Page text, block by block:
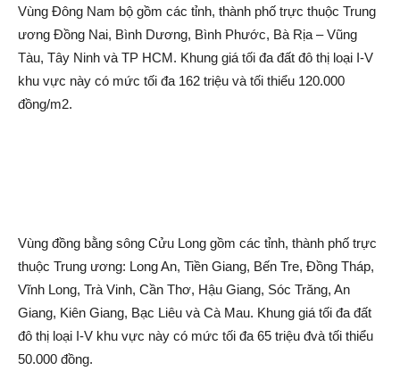
Vùng Đông Nam bộ gồm các tỉnh, thành phố trực thuộc Trung
ương Đồng Nai, Bình Dương, Bình Phước, Bà Rịa – Vũng
Tàu, Tây Ninh và TP HCM. Khung giá tối đa đất đô thị loại I-V
khu vực này có mức tối đa 162 triệu và tối thiểu 120.000
đồng/m2.
Vùng đồng bằng sông Cửu Long gồm các tỉnh, thành phố trực
thuộc Trung ương: Long An, Tiền Giang, Bến Tre, Đồng Tháp,
Vĩnh Long, Trà Vinh, Cần Thơ, Hậu Giang, Sóc Trăng, An
Giang, Kiên Giang, Bạc Liêu và Cà Mau. Khung giá tối đa đất
đô thị loại I-V khu vực này có mức tối đa 65 triệu đvà tối thiểu
50.000 đồng.